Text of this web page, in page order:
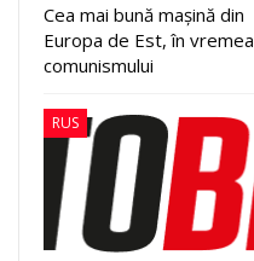
Cea mai bună mașină din
Europa de Est, în vremea
comunismului
RUS